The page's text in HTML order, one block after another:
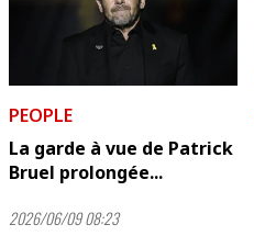
PEOPLE
La garde à vue de Patrick
Bruel prolongée...
2026/06/09 08:23